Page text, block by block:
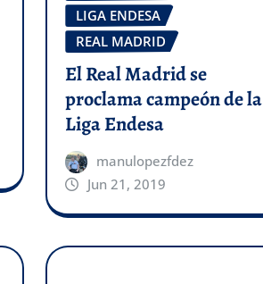
LIGA ENDESA
REAL MADRID
El Real Madrid se
proclama campeón de la
Liga Endesa
manulopezfdez
Jun 21, 2019